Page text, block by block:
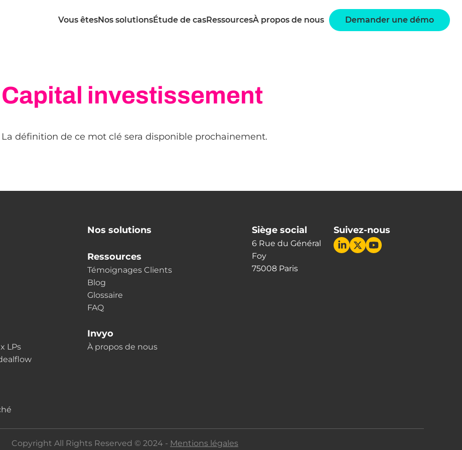
Vous êtesNos solutionsÉtude de casRessourcesÀ propos de nous Demander une démo
Capital investissement
La définition de ce mot clé sera disponible prochainement.
Nos solutions
Ressources
Témoignages Clients
Blog
Glossaire
FAQ
LPs
Invyo
À propos de nous
Siège social
6 Rue du Général
Foy
75008 Paris
Suivez-nous
Copyright All Rights Reserved © 2024 - Mentions légales